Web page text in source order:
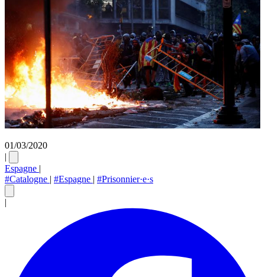
01/03/2020
|
Espagne |
#Catalogne | #Espagne | #Prisonnier·e·s
|